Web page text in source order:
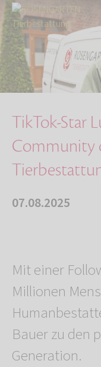
Start Über uns
TikTok-Star Luis Bauer
TikTok-Star
Community
07.08.2025
Mit einer
Millionen
Bauer zu den
Generation.